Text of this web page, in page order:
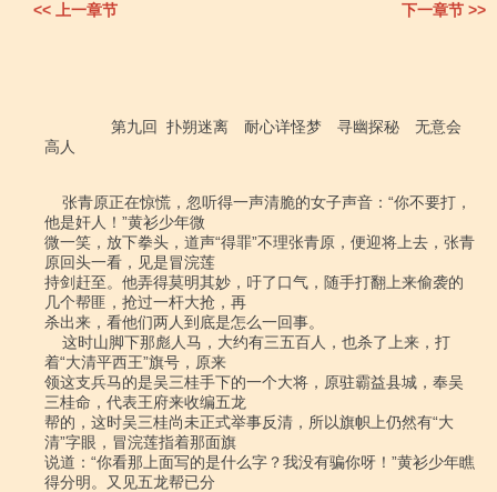
<< 上一章节 下一章节 >>
高人
他是奸人！”黄衫少年微
微一笑，放下拳头，道声“得罪”不理张青原，便迎将上去，张青
原回头一看，见是冒浣莲
持剑赶至。他弄得莫明其妙，吁了口气，随手打翻上来偷袭的
几个帮匪，抢过一杆大抢，再
杀出来，看他们两人到底是怎么一回事。
着“大清平西王”旗号，原来
领这支兵马的是吴三桂手下的一个大将，原驻霸益县城，奉吴
三桂命，代表王府来收编五龙
帮的，这时吴三桂尚未正式举事反清，所以旗帜上仍然有“大
清”字眼，冒浣莲指着那面旗
说道：“你看那上面写的是什么字？我没有骗你呀！”黄衫少年瞧
得分明。又见五龙帮已分